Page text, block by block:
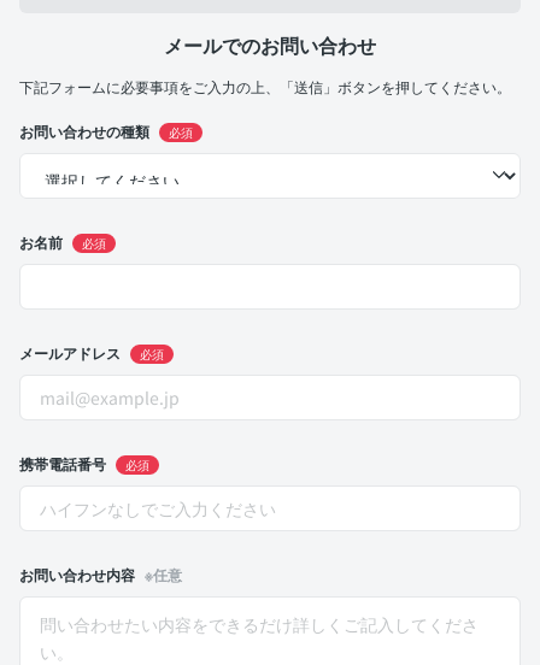
メールでのお問い合わせ
下記フォームに必要事項をご入力の上、「送信」ボタンを押してください。
お問い合わせの種類 必須
お名前 必須
メールアドレス 必須
携帯電話番号 必須
お問い合わせ内容 ※任意